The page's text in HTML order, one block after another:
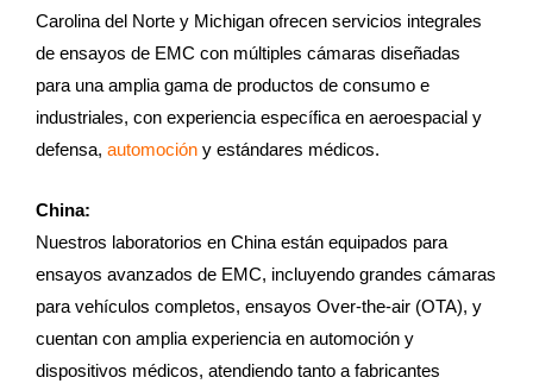
Carolina del Norte y Michigan ofrecen servicios integrales
de ensayos de EMC con múltiples cámaras diseñadas
para una amplia gama de productos de consumo e
industriales, con experiencia específica en aeroespacial y
defensa, automoción y estándares médicos.
China:
Nuestros laboratorios en China están equipados para
ensayos avanzados de EMC, incluyendo grandes cámaras
para vehículos completos, ensayos Over-the-air (OTA), y
cuentan con amplia experiencia en automoción y
dispositivos médicos, atendiendo tanto a fabricantes